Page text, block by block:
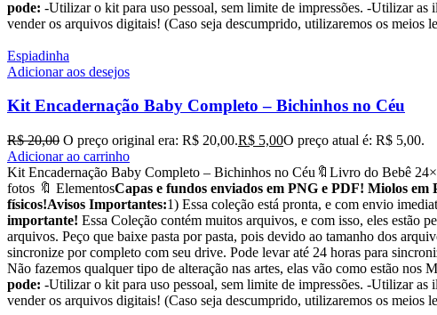
pode: -Utilizar o kit para uso pessoal, sem limite de impressões. -Utilizar as
vender os arquivos digitais! (Caso seja descumprido, utilizaremos os
Espiadinha
Adicionar aos desejos
Kit Encadernação Baby Completo – Bichinhos no Céu
R$20,00 O preço original era: R$ 20,00.R$ 5,00O preço atual é: R$ 5,00.
Adicionar ao carrinho
Kit Encadernação Baby Completo – Bichinhos no Céu🔖Livro do Bebê
fotos 🔖 ElementosCapas e fundos enviados em PNG e PDF! Miolos
físicos!Avisos Importantes:1) Essa coleção está pronta, e com envio
importante! Essa Coleção contém muitos arquivos, e com isso, eles estão
arquivos. Peço que baixe pasta por pasta, pois devido ao tamanho dos
sincronize por completo com seu drive. Pode levar até 24 horas para
Não fazemos qualquer tipo de alteração nas artes, elas vão como estão
pode: -Utilizar o kit para uso pessoal, sem limite de impressões. -Utilizar as
vender os arquivos digitais! (Caso seja descumprido, utilizaremos os